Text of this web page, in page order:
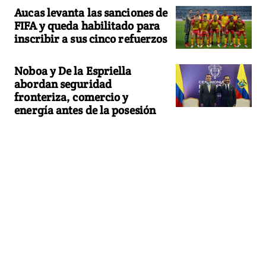
Aucas levanta las sanciones de
FIFA y queda habilitado para
inscribir a sus cinco refuerzos
Noboa y De la Espriella
abordan seguridad
fronteriza, comercio y
energía antes de la posesión